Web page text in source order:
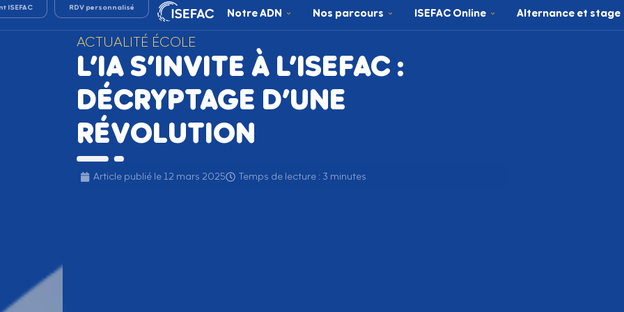
ISEFAC RDV personnalisé Notre ADN Nos parcours ISEFAC Online Alternance et stage
ACTUALITÉ ÉCOLE
L’IA S’INVITE À L’ISEFAC :
DÉCRYPTAGE D’UNE
RÉVOLUTION
Article publié le 12 mars 2025 Temps de lecture : 3 minutes